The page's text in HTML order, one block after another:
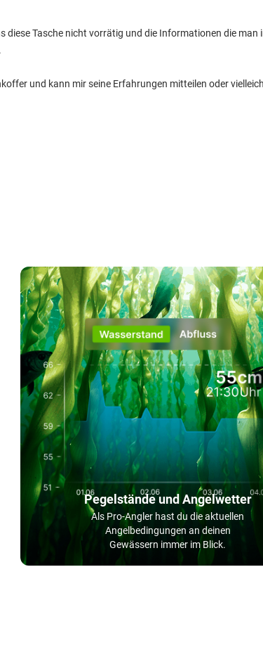
diese Tasche nicht vorrätig und die Informationen die
und kann mir seine Erfahrungen mitteilen oder
Pegelstände und Angelwetter
Als Pro-Angler hast du die aktuellen
Angelbedingungen an deinen
Gewässern immer im Blick.